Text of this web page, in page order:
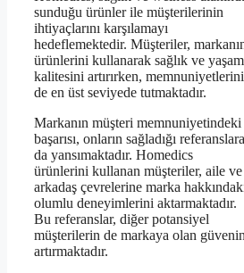
sunduğu ürünler ile müşterilerinin
ihtiyaçlarını karşılamayı
hedeflemektedir. Müşteriler,
ürünlerini kullanarak sağlık ve yaşam
kalitesini artırırken, memnuniyetlerini
de en üst seviyede tutmaktadır.
Markanın müşteri memnuniyetindeki
başarısı, onların sağladığı referanslara
da yansımaktadır. Homedics
ürünlerini kullanan müşteriler, aile ve
arkadaş çevrelerine marka
olumlu deneyimlerini aktarmaktadır.
Bu referanslar, diğer potansiyel
müşterilerin de markaya olan
artırmaktadır.